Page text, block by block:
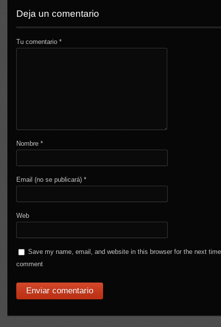
Deja un comentario
Tu comentario*
Nombre*
Email (no se publicará)*
Web
Save my name, email, and website in this browser for the next
comment